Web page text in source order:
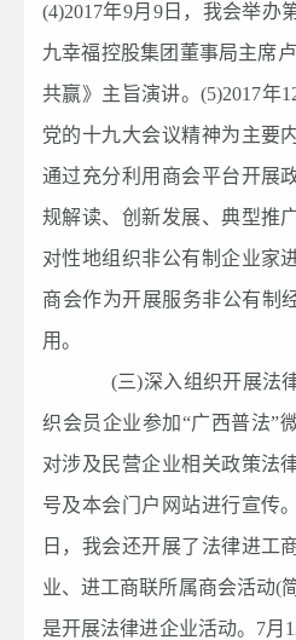
(4)2017年9月9日，我会举办
九幸福控股集团董事局主席
共赢》主旨演讲。(5)2017年
党的十九大会议精神为主要
通过充分利用商会平台开展
规解读、创新发展、典型推
对性地组织非公有制企业家
商会作为开展服务非公有制
用。
(三)深入组织开展法律
织会员企业参加“广西普法”
对涉及民营企业相关政策法
号及本会门户网站进行宣传
日，我会还开展了法律进工
业、进工商联所属商会活动(
是开展法律进企业活动。7月